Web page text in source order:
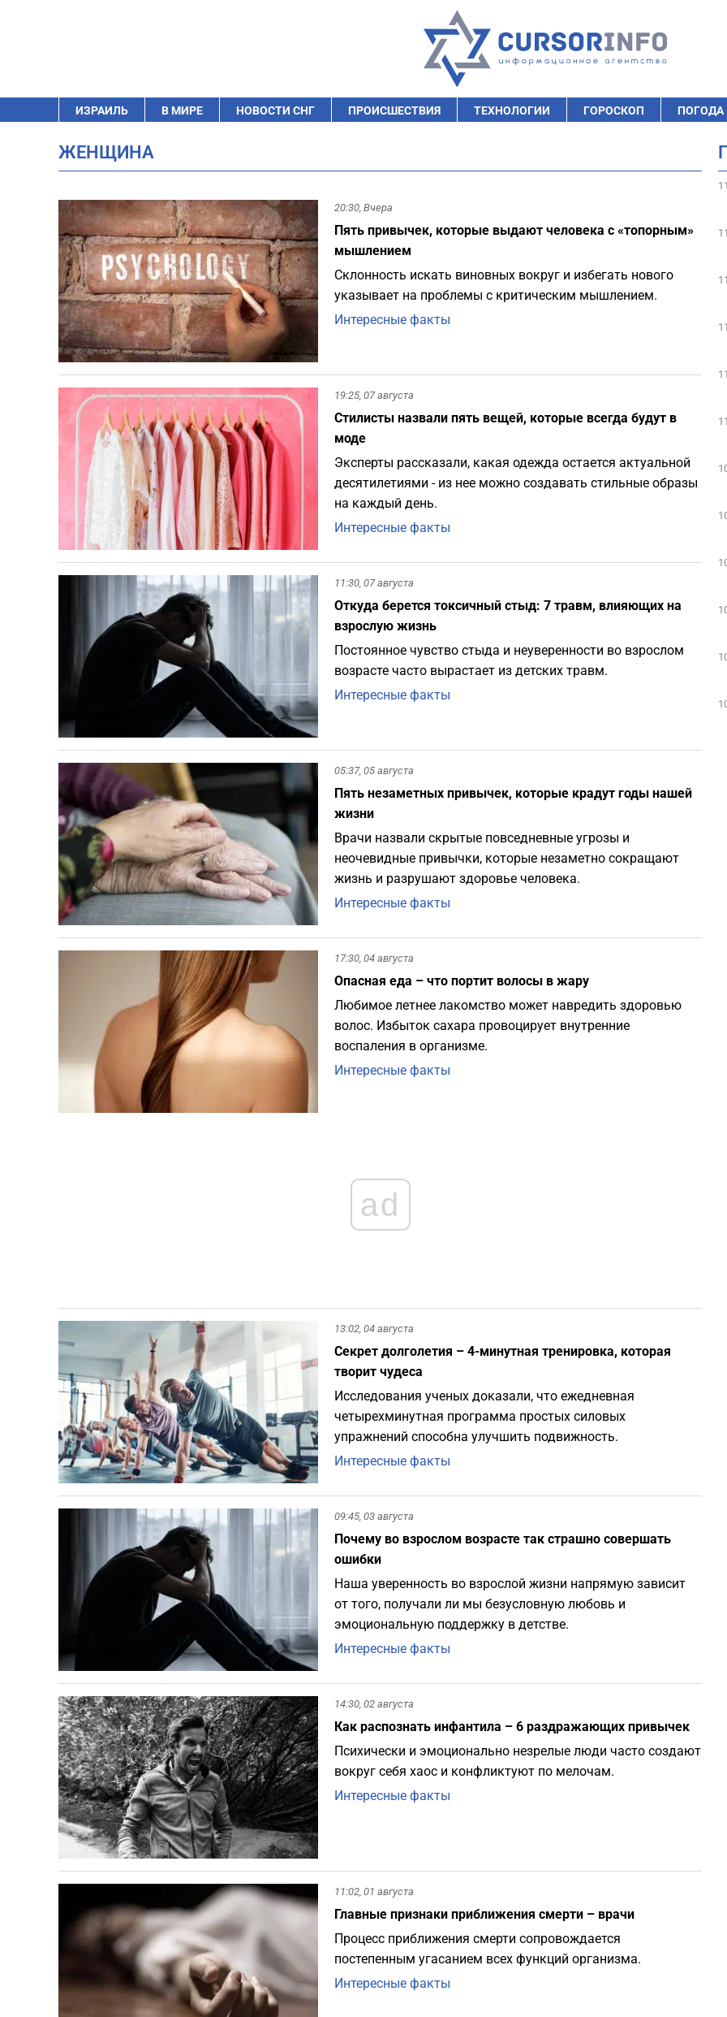
ИЗРАИЛЬ В МИРЕ НОВОСТИ СНГ ПРОИСШЕСТВИЯ ТЕХНОЛОГИИ ГОРОСКОП ПОГОДА
ЖЕНЩИНА
20:30, Вчера
Пять привычек, которые выдают человека с «топорным»
мышлением
Склонность искать виновных вокруг и избегать нового
указывает на проблемы с критическим мышлением.
Интересные факты
19:25, 07 августа
Стилисты назвали пять вещей, которые всегда будут в
моде
Эксперты рассказали, какая одежда остается актуальной
десятилетиями - из нее можно создавать стильные образы
на каждый день.
Интересные факты
11:30, 07 августа
Откуда берется токсичный стыд: 7 травм, влияющих на
взрослую жизнь
Постоянное чувство стыда и неуверенности во взрослом
возрасте часто вырастает из детских травм.
Интересные факты
05:37, 05 августа
Пять незаметных привычек, которые крадут годы нашей
жизни
Врачи назвали скрытые повседневные угрозы и
неочевидные привычки, которые незаметно сокращают
жизнь и разрушают здоровье человека.
Интересные факты
17:30, 04 августа
Опасная еда – что портит волосы в жару
Любимое летнее лакомство может навредить здоровью
волос. Избыток сахара провоцирует внутренние
воспаления в организме.
Интересные факты
ad
13:02, 04 августа
Секрет долголетия – 4-минутная тренировка, которая
творит чудеса
Исследования ученых доказали, что ежедневная
четырехминутная программа простых силовых
упражнений способна улучшить подвижность.
Интересные факты
09:45, 03 августа
Почему во взрослом возрасте так страшно совершать
ошибки
Наша уверенность во взрослой жизни напрямую зависит
от того, получали ли мы безусловную любовь и
эмоциональную поддержку в детстве.
Интересные факты
14:30, 02 августа
Как распознать инфантила – 6 раздражающих привычек
Психически и эмоционально незрелые люди часто создают
вокруг себя хаос и конфликтуют по мелочам.
Интересные факты
11:02, 01 августа
Главные признаки приближения смерти – врачи
Процесс приближения смерти сопровождается
постепенным угасанием всех функций организма.
Интересные факты